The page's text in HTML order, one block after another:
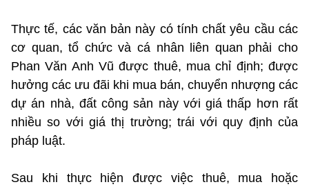
Thực tế, các văn bản này có tính chất yêu cầu các
cơ quan, tổ chức và cá nhân liên quan phải cho
Phan Văn Anh Vũ được thuê, mua chỉ định; được
hưởng các ưu đãi khi mua bán, chuyển nhượng các
dự án nhà, đất công sản này với giá thấp hơn rất
nhiều so với giá thị trường; trái với quy định của
pháp luật.
Sau khi thực hiện được việc thuê, mua hoặc